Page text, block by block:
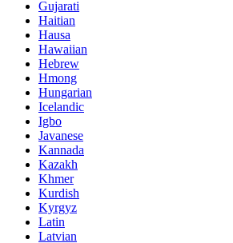
Gujarati
Haitian
Hausa
Hawaiian
Hebrew
Hmong
Hungarian
Icelandic
Igbo
Javanese
Kannada
Kazakh
Khmer
Kurdish
Kyrgyz
Latin
Latvian